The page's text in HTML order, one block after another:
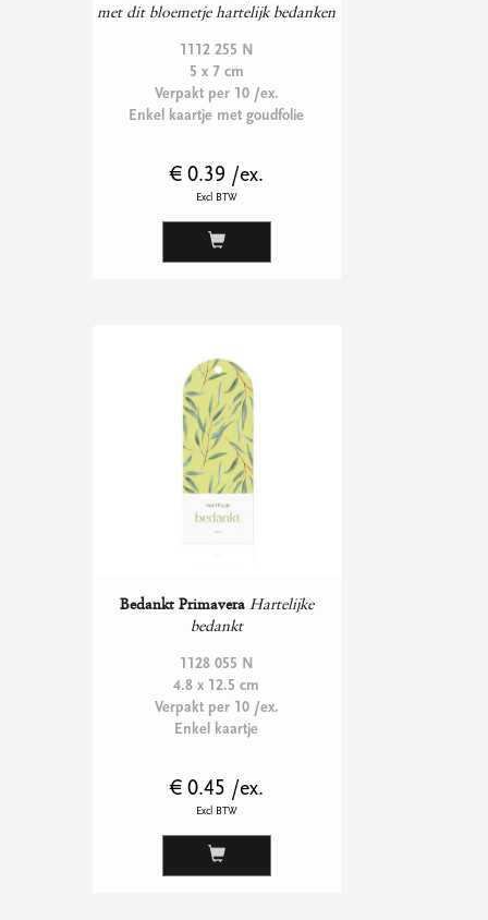
met dit bloemetje hartelijk bedanken
1112 255 N
5 x 7 cm
Verpakt per 10 /ex.
Enkel kaartje met goudfolie
€ 0.39 /ex.
Excl BTW
Bedankt Primavera Hartelijke
bedankt
1128 055 N
4.8 x 12.5 cm
Verpakt per 10 /ex.
Enkel kaartje
€ 0.45 /ex.
Excl BTW